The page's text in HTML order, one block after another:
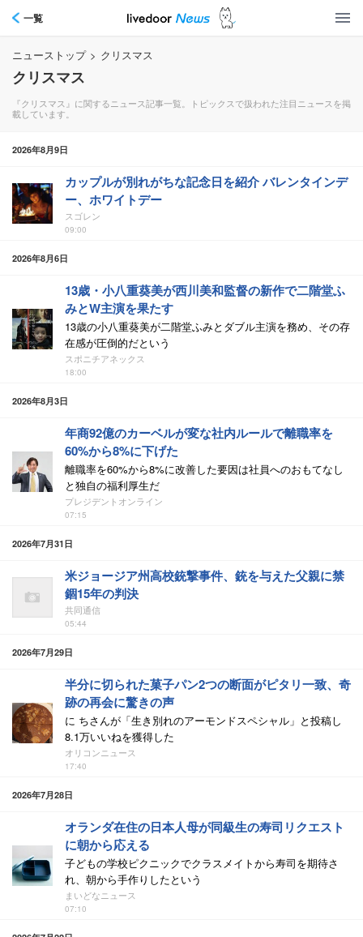
一覧
ニューストップ > クリスマス
クリスマス
『クリスマス』に関するニュース記事一覧。トピックスで扱われた注目ニュースを掲
載しています。
2026年8月9日
カップルが別れがちな記念日を紹介 バレンタインデ
ー、ホワイトデー
スゴレン
09:00
2026年8月6日
13歳・小八重葵美が西川美和監督の新作で二階堂ふ
みとW主演を果たす
13歳の小八重葵美が二階堂ふみとダブル主演を務め、その存
在感が圧倒的だという
スポニチアネックス
18:00
2026年8月3日
年商92億のカーベルが変な社内ルールで離職率を
60%から8%に下げた
離職率を60%から8%に改善した要因は社員へのおもてなし
と独自の福利厚生だ
プレジデントオンライン
07:15
2026年7月31日
米ジョージア州高校銃撃事件、銃を与えた父親に禁
錮15年の判決
共同通信
05:44
2026年7月29日
半分に切られた菓子パン2つの断面がピタリ一致、奇
跡の再会に驚きの声
に ちさんが「生き別れのアーモンドスペシャル」と投稿し
8.1万いいねを獲得した
オリコンニュース
17:40
2026年7月28日
オランダ在住の日本人母が同級生の寿司リクエスト
に朝から応える
子どもの学校ピクニックでクラスメイトから寿司を期待さ
れ、朝から手作りしたという
まいどなニュース
07:10